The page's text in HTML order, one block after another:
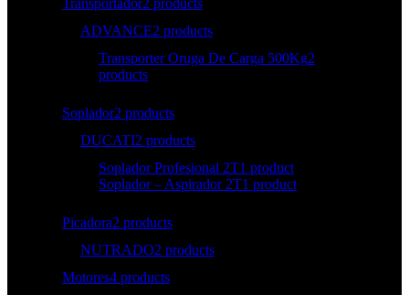
ADVANCE2 products
Transporter Oruga De Carga 500Kg2
products
Soplador2 products
DUCATI2 products
Soplador Profesional 2T1 product
Soplador – Aspirador 2T1 product
Picadora2 products
NUTRADO2 products
Motores4 products